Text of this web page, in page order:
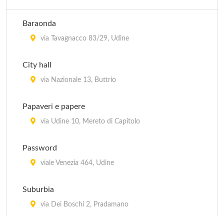
Baraonda
via Tavagnacco 83/29, Udine
City hall
via Nazionale 13, Buttrio
Papaveri e papere
via Udine 10, Mereto di Capitolo
Password
viale Venezia 464, Udine
Suburbia
via Dei Boschi 2, Pradamano